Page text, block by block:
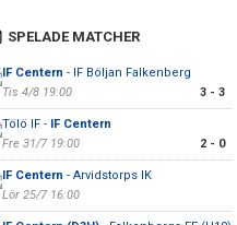
SPELADE MATCHER
IF Centern - IF Böljan Falkenberg
Tis 4/8 19:00
3 - 3
Tölö IF - IF Centern
Fre 31/7 19:00
2 - 0
IF Centern - Arvidstorps IK
Lör 25/7 16:00